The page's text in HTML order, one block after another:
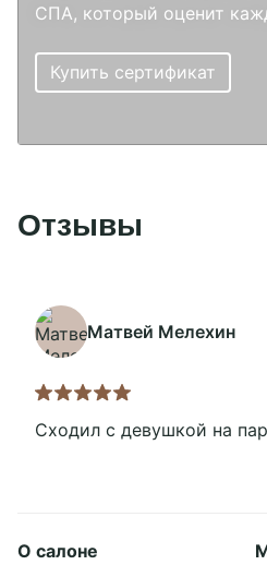
СПА, который оценит
Купить сертификат
Отзывы
Матвей Мелехин
Сходил с девушкой на
Подробнее
О салоне